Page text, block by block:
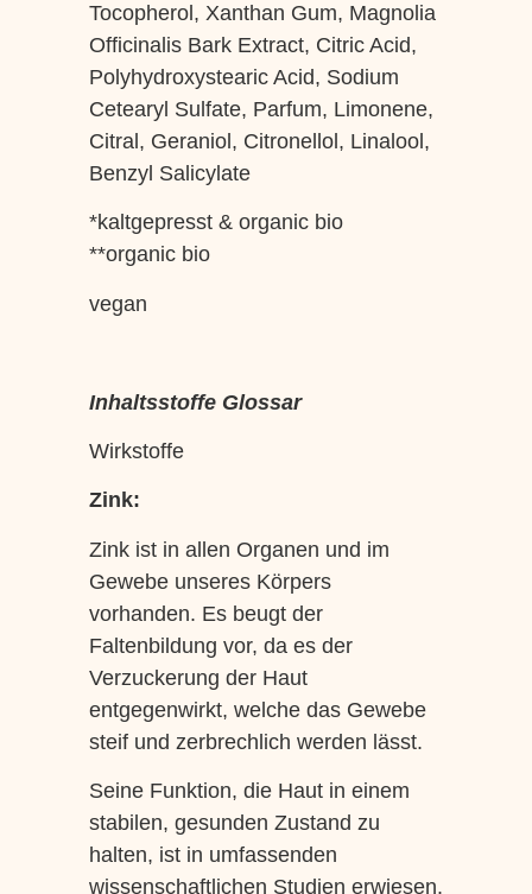
Tocopherol, Xanthan Gum, Magnolia
Officinalis Bark Extract, Citric Acid,
Polyhydroxystearic Acid, Sodium
Cetearyl Sulfate, Parfum, Limonene,
Citral, Geraniol, Citronellol, Linalool,
Benzyl Salicylate
*kaltgepresst & organic bio
**organic bio
vegan
Inhaltsstoffe Glossar
Wirkstoffe
Zink:
Zink ist in allen Organen und im
Gewebe unseres Körpers
vorhanden. Es beugt der
Faltenbildung vor, da es der
Verzuckerung der Haut
entgegenwirkt, welche das Gewebe
steif und zerbrechlich werden lässt.
Seine Funktion, die Haut in einem
stabilen, gesunden Zustand zu
halten, ist in umfassenden
wissenschaftlichen Studien erwiesen.